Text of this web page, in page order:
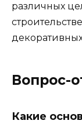
различных
Вопрос-
Какие